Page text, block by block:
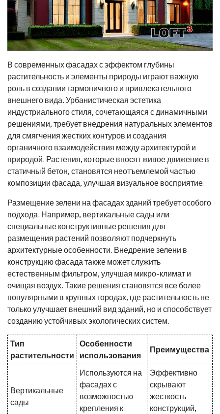
В современных фасадах с эффектом глубины
растительность и элементы природы играют важную
роль в создании гармоничного и привлекательного
внешнего вида. Урбанистическая эстетика
индустриального стиля, сочетающаяся с динамичными
решениями, требует внедрения натуральных элементов
для смягчения жестких контуров и создания
органичного взаимодействия между архитектурой и
природой. Растения, которые вносят живое движение в
статичный бетон, становятся неотъемлемой частью
композиции фасада, улучшая визуальное восприятие.
Размещение зелени на фасадах зданий требует особого
подхода. Например, вертикальные сады или
специальные конструктивные решения для
размещения растений позволяют подчеркнуть
архитектурные особенности. Внедрение зелени в
конструкцию фасада также может служить
естественным фильтром, улучшая микро-климат и
очищая воздух. Такие решения становятся все более
популярными в крупных городах, где растительность не
только улучшает внешний вид зданий, но и способствует
созданию устойчивых экологических систем.
Тип
растительности
Особенности
использования
Преимущества
Вертикальные
сады
Используются на
фасадах с
возможностью
крепления к
Эффективно
скрывают
жесткость
конструкций,